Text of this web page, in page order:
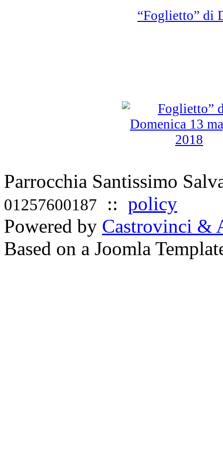
“Foglietto” di
Parrocchia Santissimo
01257600187 :: policy
Powered by Castrovinci &
Based on a Joomla